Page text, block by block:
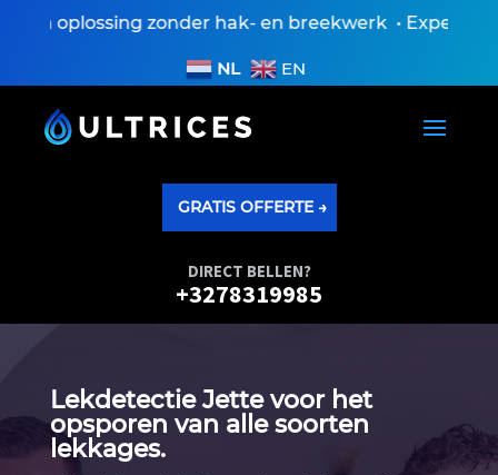
oplossing zonder hak- en breekwerk •
NL EN
GRATIS OFFERTE →
DIRECT BELLEN?
+3278319985
Lekdetectie Jette voor het
opsporen van alle soorten
lekkages.